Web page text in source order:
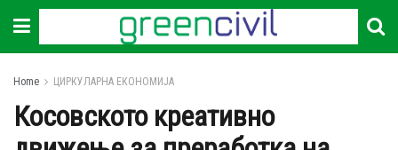
Home ЦИРКУЛАРНА ЕКОНОМИЈА
Косовското креативно